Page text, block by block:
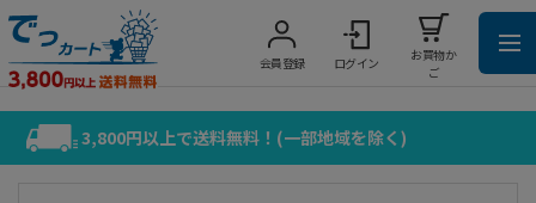
会員登録 ログイン
お買物か
ご
3,800円以上で送料無料！(一部地域を除く)